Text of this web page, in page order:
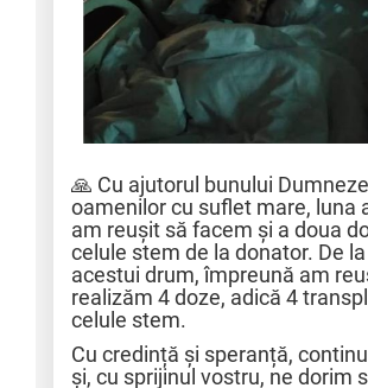
🙏 Cu ajutorul bunului
oamenilor cu suflet mare, luna
am reușit să facem și a doua
celule stem de la donator. De
acestui drum, împreună am
realizăm 4 doze, adică 4
celule stem.
Cu credință și speranță,
și, cu sprijinul vostru, ne dorim